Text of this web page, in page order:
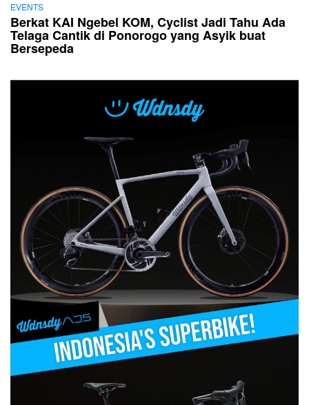
EVENTS
Berkat KAI Ngebel KOM, Cyclist Jadi Tahu Ada
Telaga Cantik di Ponorogo yang Asyik buat
Bersepeda